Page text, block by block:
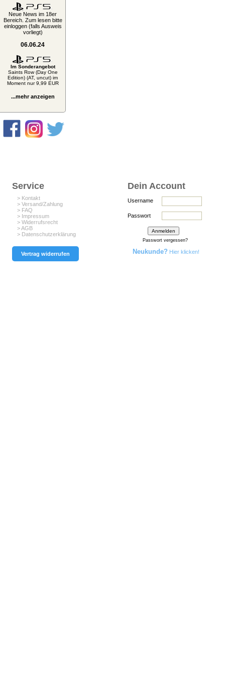
Neue News im 18er
Bereich. Zum lesen bitte
einloggen (falls Ausweis
vorliegt)
06.06.24
Im Sonderangebot
Saints Row (Day One
Edition) (AT, uncut) im
Moment nur 9,99 EUR
...mehr anzeigen
Service
> Kontakt
> Versand/Zahlung
> FAQ
> Impressum
> Widerrufsrecht
> AGB
> Datenschutzerklärung
Vertrag widerrufen
Dein Account
Username
Passwort
Passwort vergessen?
Neukunde? Hier klicken!